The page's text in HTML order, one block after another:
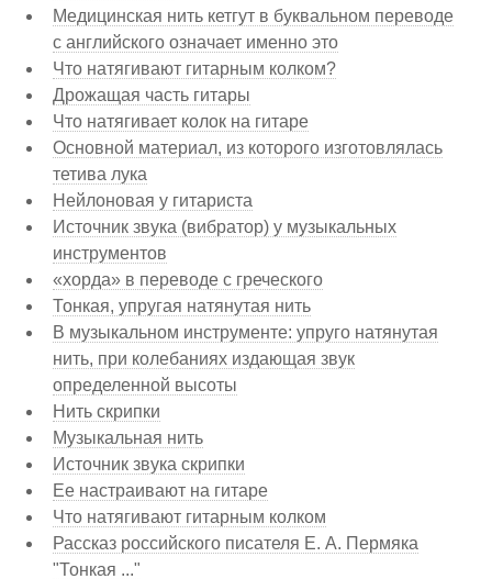
Медицинская нить кетгут в буквальном переводе
с английского означает именно это
Что натягивают гитарным колком?
Дрожащая часть гитары
Что натягивает колок на гитаре
Основной материал, из которого изготовлялась
тетива лука
Нейлоновая у гитариста
Источник звука (вибратор) у музыкальных
инструментов
«хорда» в переводе с греческого
Тонкая, упругая натянутая нить
В музыкальном инструменте: упруго натянутая
нить, при колебаниях издающая звук
определенной высоты
Нить скрипки
Музыкальная нить
Источник звука скрипки
Ее настраивают на гитаре
Что натягивают гитарным колком
Рассказ российского писателя Е. А. Пермяка
"Тонкая ..."